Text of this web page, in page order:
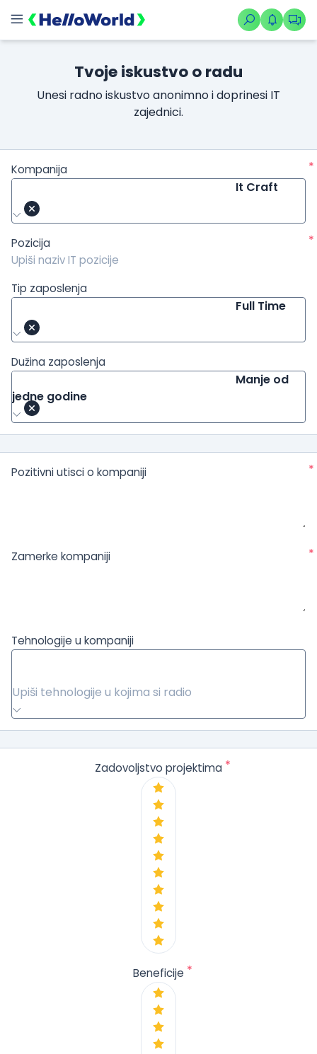
Tvoje iskustvo o radu
Unesi radno iskustvo anonimno i doprinesi IT
zajednici.
Kompanija
*
It Craft
Pozicija *
Tip zaposlenja
Full Time
Dužina zaposlenja
Manje od
jedne godine
Pozitivni utisci o kompaniji *
Zamerke kompaniji *
Tehnologije u kompaniji
Upiši tehnologije u kojima si radio
Zadovoljstvo projektima *
Beneficije *
/kompanije/iskustvo/